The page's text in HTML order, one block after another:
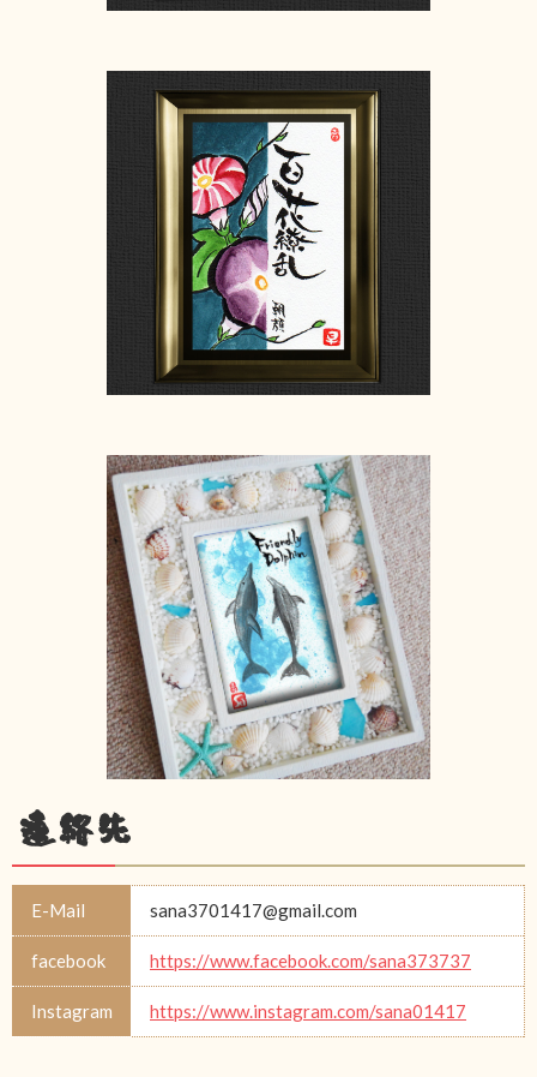
連絡先
E-Mail sana3701417@gmail.com
facebook https://www.facebook.com/sana373737
Instagram https://www.instagram.com/sana01417